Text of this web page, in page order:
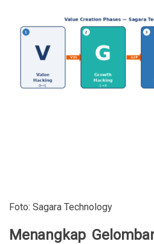
Foto: Sagara Technology
Menangkap